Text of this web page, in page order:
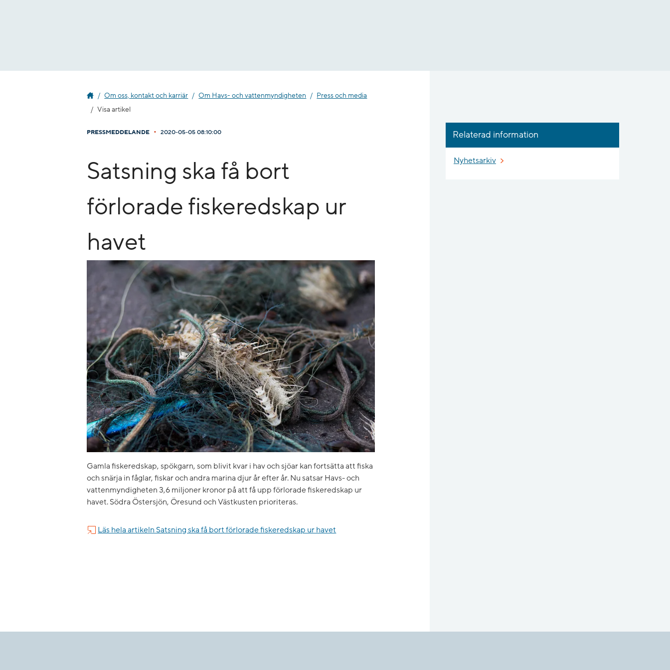
Om oss, kontakt och karriär Om Havs- och vatten­myndigheten
Press och media
Visa artikel
PRESSMEDDELANDE • 2020-05-05 08:10:00
Satsning ska få bort
förlorade fiskeredskap ur
havet
​Gamla fiskeredskap, spökgarn, som blivit kvar i hav och sjöar kan fortsätta att fiska
och snärja in fåglar, fiskar och andra marina djur år efter år. Nu satsar Havs- och
vattenmyndigheten 3,6 miljoner kronor på att få upp förlorade fiskeredskap ur
havet. Södra Östersjön, Öresund och Västkusten prioriteras.
Läs hela artikeln Satsning ska få bort förlorade fiskeredskap ur havet
Relaterad information
Nyhetsarkiv